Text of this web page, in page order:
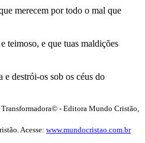
merecem por todo o mal que
teimoso, e que tuas maldições
e destrói-os sob os céus do
- Editora Mundo Cristão,
Acesse: www.mundocristao.com.br